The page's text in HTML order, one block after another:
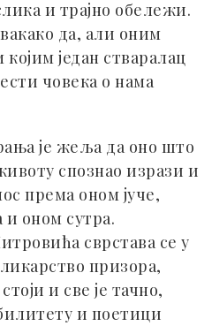
и трајно обележи.
да, али оним
један стваралац
човека о нама
је жеља да оно што
спознао изрази и
према оном јуче,
оном сутра.
сврстава се у
призора,
и све је тачно,
и поетици